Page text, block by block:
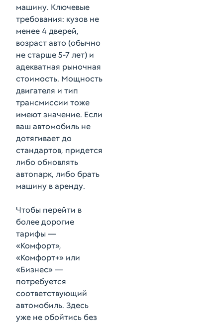
машину. Ключевые
требования: кузов не
менее 4 дверей,
возраст авто (обычно
не старше 5-7 лет) и
адекватная рыночная
стоимость. Мощность
двигателя и тип
трансмиссии тоже
имеют значение. Если
ваш автомобиль не
дотягивает до
стандартов, придется
либо обновлять
автопарк, либо брать
машину в аренду.
Чтобы перейти в
более дорогие
тарифы —
«Комфорт»,
«Комфорт+» или
«Бизнес» —
потребуется
соответствующий
автомобиль. Здесь
уже не обойтись без